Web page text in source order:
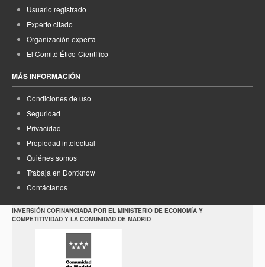
Usuario registrado
Experto citado
Organización experta
El Comité Ético-Científico
MÁS INFORMACIÓN
Condiciones de uso
Seguridad
Privacidad
Propiedad intelectual
Quiénes somos
Trabaja en Dontknow
Contáctanos
INVERSIÓN COFINANCIADA POR EL MINISTERIO DE ECONOMÍA Y
COMPETITIVIDAD Y LA COMUNIDAD DE MADRID